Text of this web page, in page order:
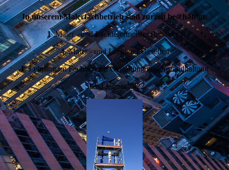
In unserem Malerfachbetrieb sind zurzeit beschäftigt:
1Maler - und Lackierermeister (Inhaber )
4Maler - und Lackierer Gesellen
1Lehrling im Fachbereich Gestaltung und Instandhaltung
Stand Januar 2022